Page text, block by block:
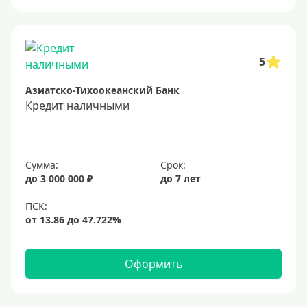
Способы выдачи
Не выходя из дома
С доставкой на дом
Наличными
В долларах США
В евро
Заемщики
5
Азиатско-Тихоокеанский Банк
Кредит наличными
Сумма:
до 3 000 000 ₽
Срок:
до 7 лет
Оформить